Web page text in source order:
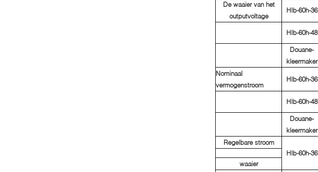
De waaier van het
outputvoltage
Hlb-60h-36
Hlb-60h-48
Douane-
kleermaker
Nominaal
vermogenstroom
Hlb-60h-36
Hlb-60h-48
Douane-
kleermaker
Regelbare stroom
Hlb-60h-36
waaier